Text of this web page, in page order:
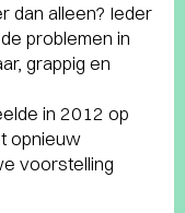
dan alleen? Ieder
problemen in
grappig en
in 2012 op
opnieuw
voorstelling